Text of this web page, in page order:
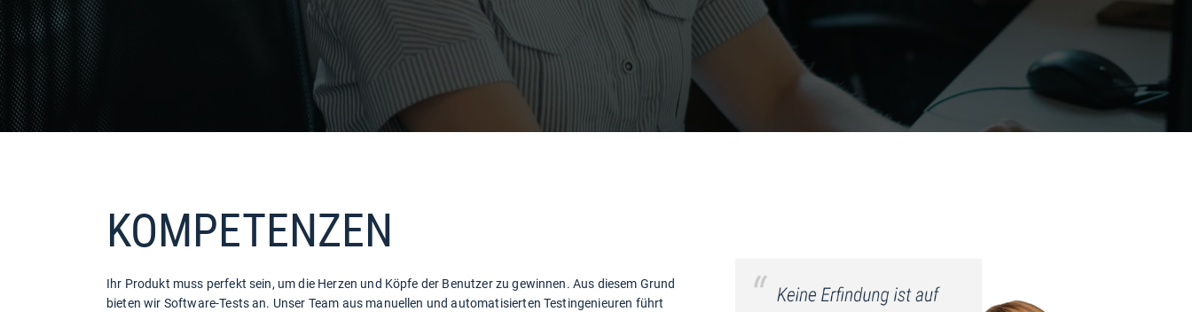
KOMPETENZEN
Ihr Produkt muss perfekt sein, um die Herzen und Köpfe der Benutzer zu gewinnen. Aus diesem Grund
bieten wir Software-Tests an. Unser Team aus manuellen und automatisierten Testingenieuren führt